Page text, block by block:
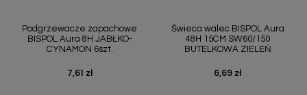
Podgrzewacze zapachowe
BISPOL Aura 8H JABŁKO-
CYNAMON 6szt.
Cena
7,61 zł
Świeca walec BISPOL Aura
48H 15CM SW60/150
BUTELKOWA ZIELEŃ
Cena
6,69 zł